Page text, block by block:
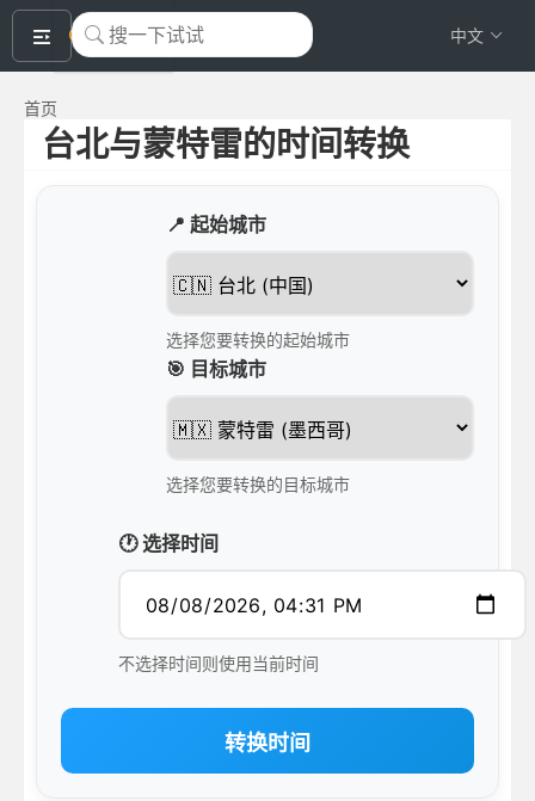
okeyTool 中文
首页
台北与蒙特雷的时间转换
📍 起始城市
选择您要转换的起始城市
🎯 目标城市
选择您要转换的目标城市
🕐 选择时间
不选择时间则使用当前时间
转换时间